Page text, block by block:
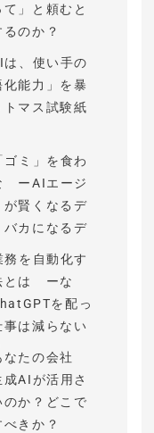
て」と頼むと
るのか？
は、使い手の
化能力」を暴
トマス試験紙
ミ」を食わ
ーAIエージ
が賢くなるデ
バカになるデ
を自動化す
とは ーな
を配っ
事は減らない
なたの会社
成AIが活用さ
のか？どこで
きか？